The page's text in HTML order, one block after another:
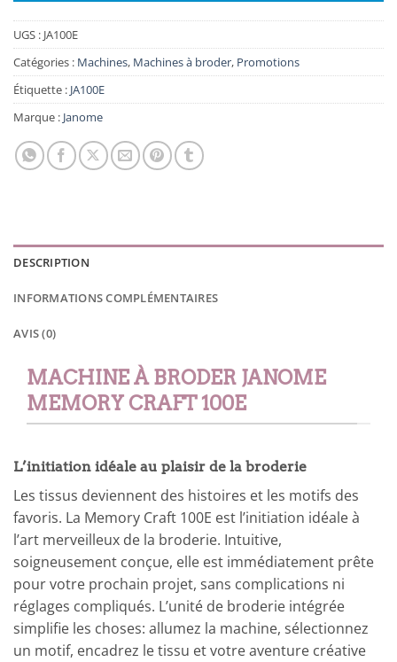
UGS : JA100E
Catégories : Machines, Machines à broder, Promotions
Étiquette : JA100E
Marque : Janome
DESCRIPTION
INFORMATIONS COMPLÉMENTAIRES
AVIS (0)
MACHINE À BRODER JANOME
MEMORY CRAFT 100E
L’initiation idéale au plaisir de la broderie
Les tissus deviennent des histoires et les motifs des
favoris. La Memory Craft 100E est l’initiation idéale à
l’art merveilleux de la broderie. Intuitive,
soigneusement conçue, elle est immédiatement prête
pour votre prochain projet, sans complications ni
réglages compliqués. L’unité de broderie intégrée
simplifie les choses: allumez la machine, sélectionnez
un motif, encadrez le tissu et votre aventure créative